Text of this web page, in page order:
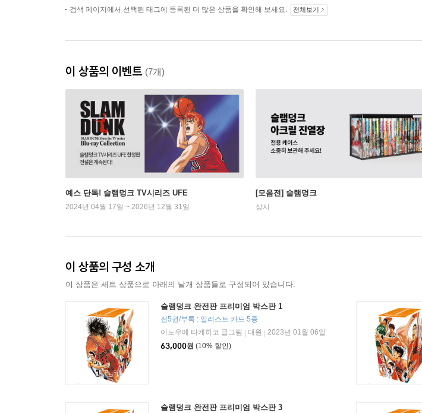
검색 페이지에서 선택된 태그에 등록된 더 많은 상품을 확인해 보세요. 전체보기
이 상품의 이벤트 (7개)
예스 단독! 슬램덩크 TV시리즈 UFE
2024년 04월 17일 ~ 2026년 12월 31일
[모음전] 슬램덩크
상시
이 상품의 구성 소개
이 상품은 세트 상품으로 아래의 낱개 상품들로 구성되어 있습니다.
슬램덩크 완전판 프리미엄 박스판 1
전5권/부록 : 일러스트 카드 5종
이노우에 타케히코 글그림
대원
2023년 01월 06일
63,000원 (10% 할인)
슬램덩크 완전판 프리미엄 박스판 3